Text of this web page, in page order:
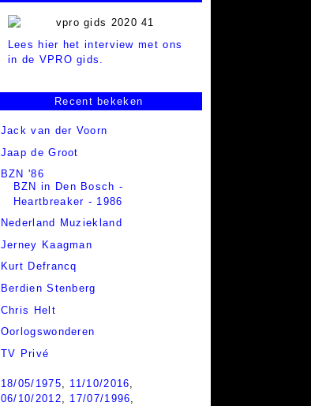
Lees hier het interview met ons
in de VPRO gids.
Recent bekeken
Jack van der Voorn
Jaap de Groot
BZN '86
BZN in Den Bosch -
Heartbreaker - 1986
Nederland Muziekland
Jerney Kaagman
Kurt Defrancq
Berdien Stenberg
Chris Helt
Oorlogswonderen
TV Privé
18/05/1975, 11/10/2016,
06/10/2012, 17/07/1996,